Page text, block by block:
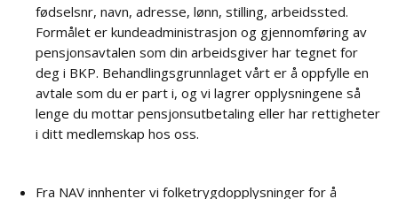
fødselsnr, navn, adresse, lønn, stilling, arbeidssted.
Formålet er kundeadministrasjon og gjennomføring av
pensjonsavtalen som din arbeidsgiver har tegnet for
deg i BKP. Behandlingsgrunnlaget vårt er å oppfylle en
avtale som du er part i, og vi lagrer opplysningene så
lenge du mottar pensjonsutbetaling eller har rettigheter
i ditt medlemskap hos oss.
Fra NAV innhenter vi folketrygdopplysninger for å